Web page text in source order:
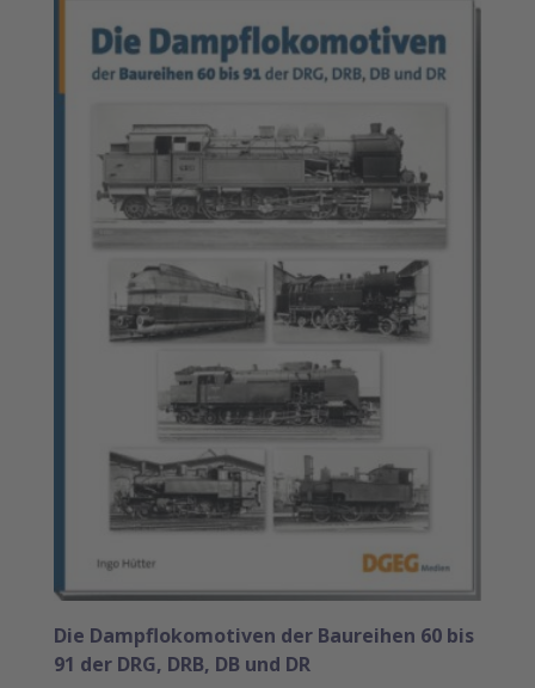
Die Dampflokomotiven der Baureihen 60 bis
91 der DRG, DRB, DB und DR